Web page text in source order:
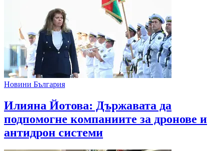
Новини България
Илияна Йотова: Държавата да
подпомогне компаниите за дронове и
антидрон системи